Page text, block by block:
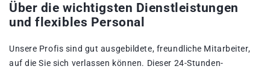
Über die wichtigsten Dienstleistungen
und flexibles Personal
Unsere Profis sind gut ausgebildete, freundliche Mitarbeiter,
auf die Sie sich verlassen können. Dieser 24-Stunden-